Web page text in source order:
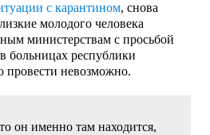
с карантином, снова
молодого человека
министерствам с просьбой
больницах республики
невозможно.
он именно там находится,